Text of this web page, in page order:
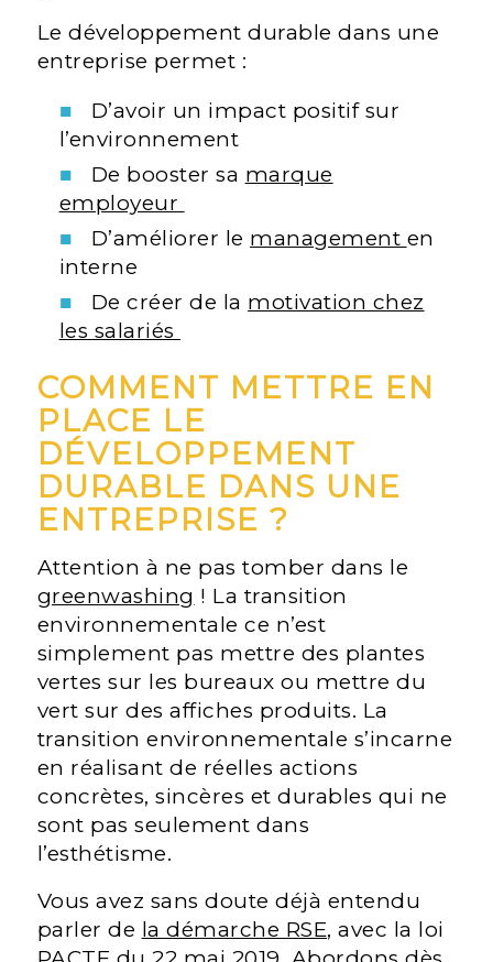
Le développement durable dans une
entreprise permet :
D’avoir un impact positif sur
l’environnement
De booster sa marque
employeur
D’améliorer le management en
interne
De créer de la motivation chez
les salariés
COMMENT METTRE EN
PLACE LE
DÉVELOPPEMENT
DURABLE DANS UNE
ENTREPRISE ?
Attention à ne pas tomber dans le
greenwashing ! La transition
environnementale ce n’est
simplement pas mettre des plantes
vertes sur les bureaux ou mettre du
vert sur des affiches produits. La
transition environnementale s’incarne
en réalisant de réelles actions
concrètes, sincères et durables qui ne
sont pas seulement dans
l’esthétisme.
Vous avez sans doute déjà entendu
parler de la démarche RSE, avec la loi